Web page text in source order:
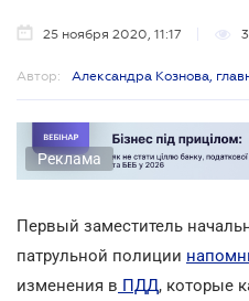
25 ноября 2020, 11:17
Автор: Александра Кознова,
Реклама
Первый заместитель
патрульной полиции
изменения в ПДД, которые